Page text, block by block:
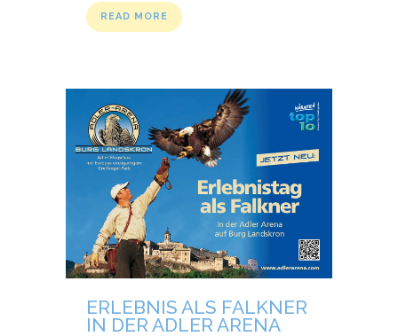
READ MORE
ERLEBNIS ALS FALKNER
IN DER ADLER ARENA